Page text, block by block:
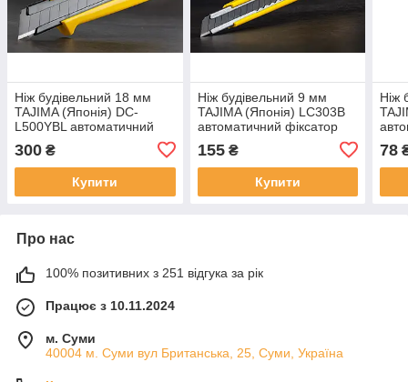
Ніж будівельний 18 мм
TAJIMA (Японія) DC-
L500YBL автоматичний
300 ₴
Купити
Ніж будівельний 9 мм
TAJIMA (Японія) LC303B
автоматичний фіксатор
155₴
Купити
Ніж
78
Про нас
100% позитивних з 251 відгука за рік
Працює з 10.11.2024
м. Суми
40004 м. Суми вул Британська, 25, Суми, Україна